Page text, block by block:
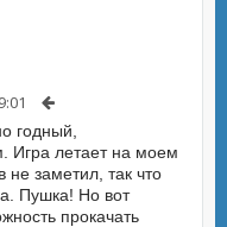
годный,
Игра летает на моем
не заметил, так что
Пушка! Но вот
прокачать